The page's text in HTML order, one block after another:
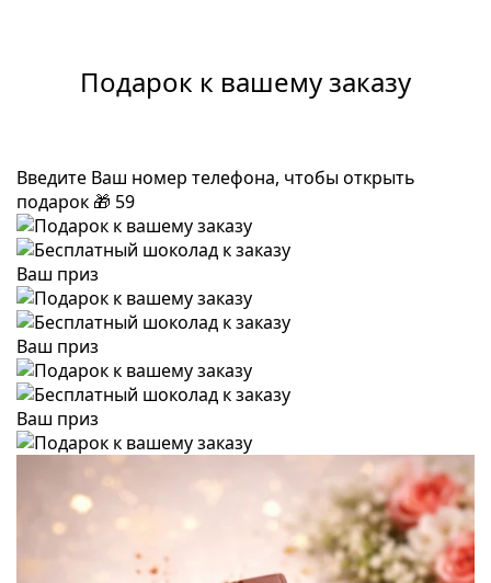
Подарок к вашему заказу
Введите Ваш номер телефона, чтобы открыть
подарок 🎁 59
Ваш приз
Ваш приз
Ваш приз